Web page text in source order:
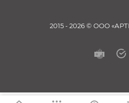
2015 - 2026 © ООО